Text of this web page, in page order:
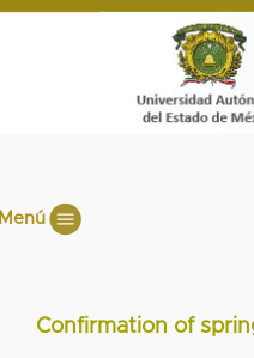
Menú
Confirmation of